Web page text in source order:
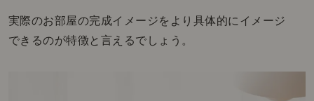
実際のお部屋の完成イメージをより具体的にイメージ
できるのが特徴と言えるでしょう。